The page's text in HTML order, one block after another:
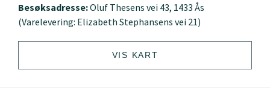
Besøksadresse:Oluf Thesens vei 43, 1433 Ås
(Varelevering: Elizabeth Stephansens vei 21)
VIS KART